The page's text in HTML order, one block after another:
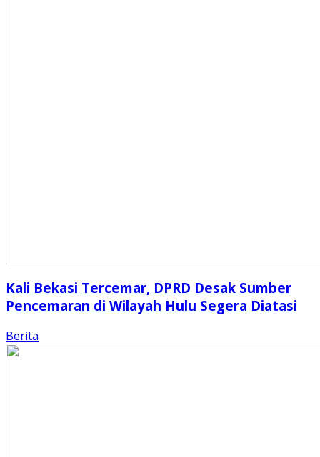
Kali Bekasi Tercemar, DPRD Desak Sumber
Pencemaran di Wilayah Hulu Segera Diatasi
Berita